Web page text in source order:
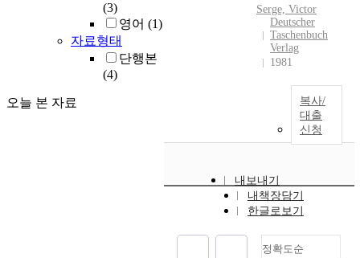
(3)
영어 (1)
자료형태
단행본
(4)
오늘 본 자료
Serge, Victor
Deutscher
Taschenbuch
Verlag
1981
복사/
대출
신청
내보내기
내책장담기
한글로보기
정확도순